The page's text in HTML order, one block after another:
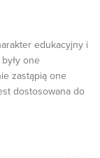
edukacyjny i
one
zastąpią one
dostosowana do